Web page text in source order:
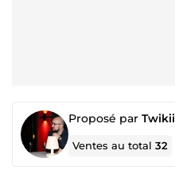
Proposé par Twikii
Ventes au total32